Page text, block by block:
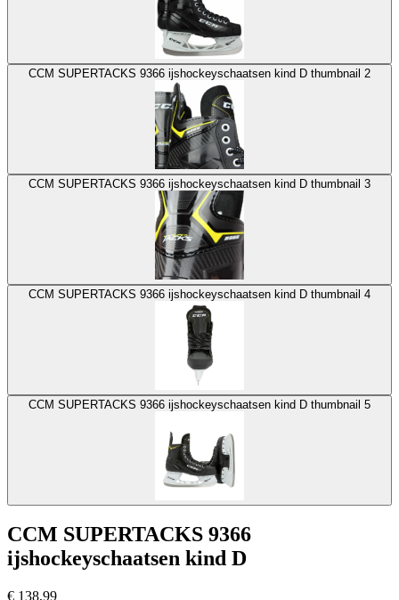
CCM SUPERTACKS 9366 ijshockeyschaatsen kind D thumbnail 2
CCM SUPERTACKS 9366 ijshockeyschaatsen kind D thumbnail 3
CCM SUPERTACKS 9366 ijshockeyschaatsen kind D thumbnail 4
CCM SUPERTACKS 9366 ijshockeyschaatsen kind D thumbnail 5
CCM SUPERTACKS 9366
ijshockeyschaatsen kind D
€ 138,99